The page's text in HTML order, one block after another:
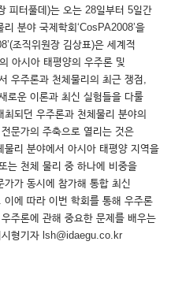
피터풀데)는 오는 28일부터 5일간
분야 국제학회‘CosPA2008’을
조직위원장 김상표)은 세계적
아시아 태평양의 우주론 및
우주론과 천체물리의 최근 쟁점,
로운 이론과 최신 실험들을 다룰
되던 우주론과 천체물리 분야의
문가의 주축으로 열리는 것은
리 분야에서 아시아 태평양 지역을
는 천체 물리 중 하나에 비중을
가 동시에 참가해 통합 최신
에 따라 이번 학회를 통해 우주론
주론에 관해 중요한 문제를 배우는
형기자 lsh@idaegu.co.kr